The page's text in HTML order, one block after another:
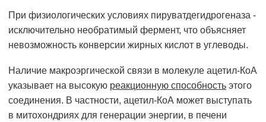
При физиологических условиях пируватдегидрогеназа -
исключительно необратимый фермент, что объясняет
невозможность конверсии жирных кислот в углеводы.
Наличие макроэргической связи в молекуле ацетил-КоА
указывает на высокую реакционную способность этого
соединения. В частности, ацетил-КоА может выступать
в митохондриях для генерации энергии, в печени